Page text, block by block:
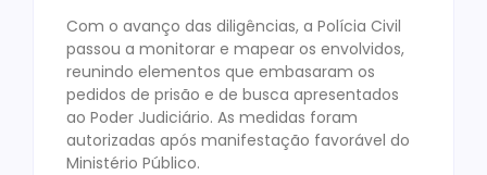
Com o avanço das diligências, a Polícia Civil
passou a monitorar e mapear os envolvidos,
reunindo elementos que embasaram os
pedidos de prisão e de busca apresentados
ao Poder Judiciário. As medidas foram
autorizadas após manifestação favorável do
Ministério Público.